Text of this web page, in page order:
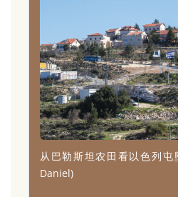
从巴勒斯坦农田看以色列屯
Daniel)